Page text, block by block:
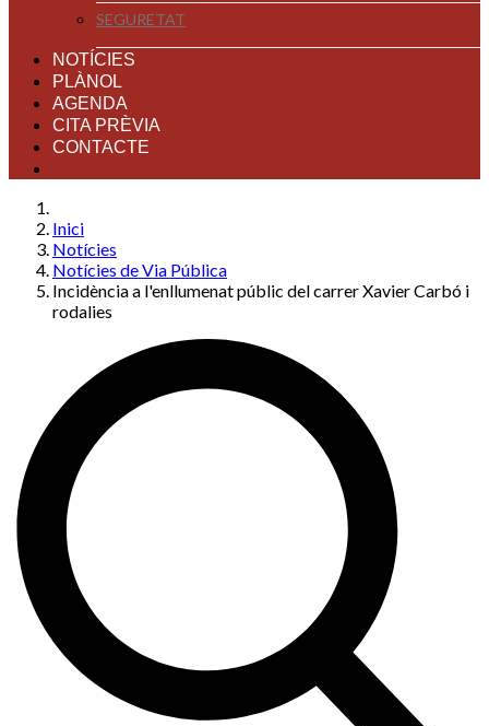
SEGURETAT
NOTÍCIES
PLÀNOL
AGENDA
CITA PRÈVIA
CONTACTE
Inici
Notícies
Notícies de Via Pública
Incidència a l'enllumenat públic del carrer Xavier Carbó i
rodalies